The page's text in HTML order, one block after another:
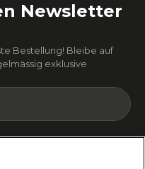
Newsletter
Bestellung! Bleibe auf
exklusive